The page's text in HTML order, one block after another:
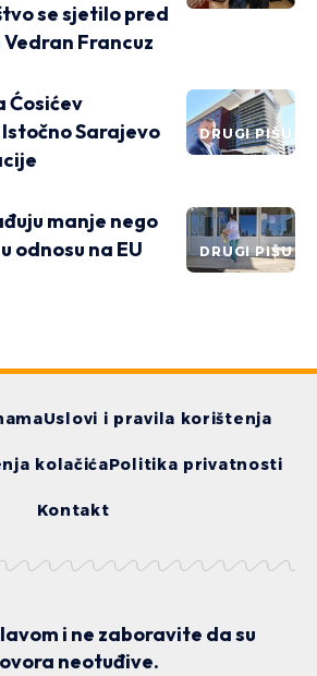
se sjetilo pred
Francuz
DRUGI PIŠU
Ćosićev
Sarajevo
DRUGI PIŠU
manje nego
odnosu na EU
Uslovi i pravila korištenja
kolačićaPolitika privatnosti
Kontakt
i ne zaboravite da su
neotuđive.